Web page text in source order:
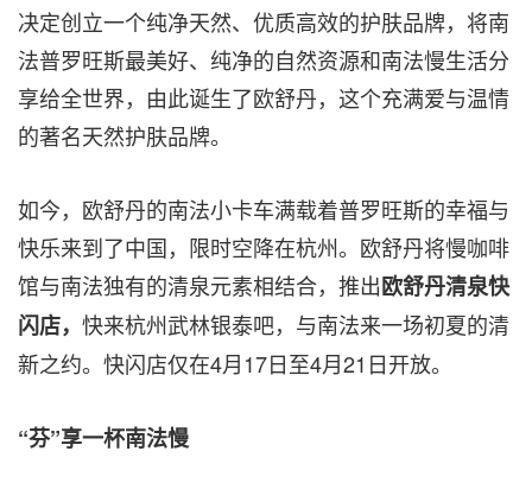
决定创立一个纯净天然、优质高效的护肤品牌，将南
法普罗旺斯最美好、纯净的自然资源和南法慢生活分
享给全世界，由此诞生了欧舒丹，这个充满爱与温情
的著名天然护肤品牌。
如今，欧舒丹的南法小卡车满载着普罗旺斯的幸福与
快乐来到了中国，限时空降在杭州。 欧舒丹将慢咖啡
馆与南法独有的清泉元素相结合，推出欧舒丹清泉快
闪店， 快来杭州武林银泰吧，与南法来一场初夏的清
新之约。快闪店仅在4月17日至4月21日开放。
“芬”享一杯南法慢